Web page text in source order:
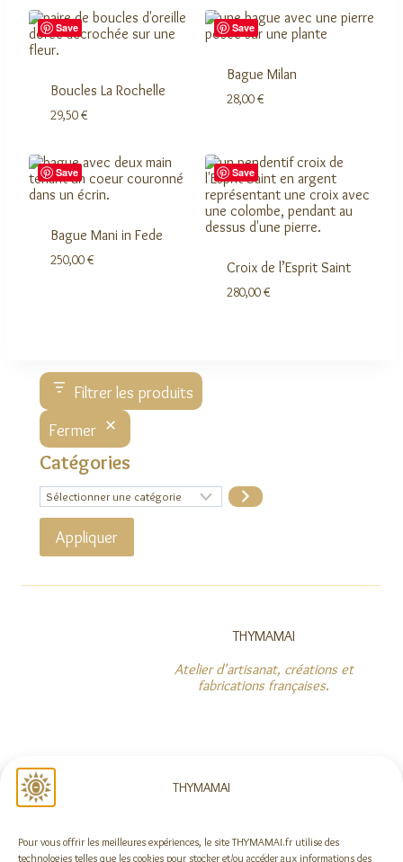
THYMAMAI
Pour vous offrir les meilleures expériences, le site THYMAMAI.fr utilise des
technologies telles que les cookies pour stocker et/ou accéder aux informations des
Save
Boucles La Rochelle
29,50€
Save
Bague Milan
28,00€
Save
Bague Mani in Fede
250,00€
Save
Croix de l’Esprit Saint
280,00€
Filtrer les produits
Fermer
Catégories
Sélectionner
une
catégorie
Appliquer
THYMAMAI
Atelier d'artisanat, créations et
fabrications françaises.
Rejoindre la newsletter !